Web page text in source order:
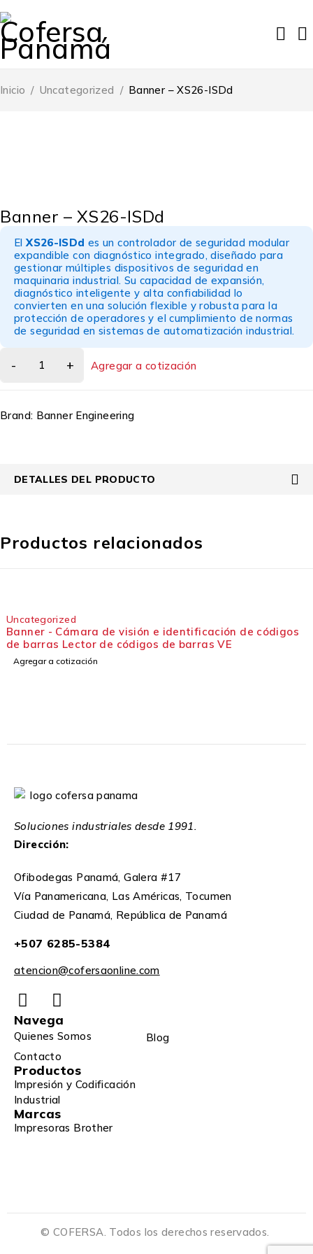
Inicio / Uncategorized / Banner – XS26-ISDd
Banner – XS26-ISDd
ElXS26-ISDd es un controlador de seguridad modular
expandible con diagnóstico integrado, diseñado para
gestionar múltiples dispositivos de seguridad en
maquinaria industrial. Su capacidad de expansión,
diagnóstico inteligente y alta confiabilidad lo
convierten en una solución flexible y robusta para la
protección de operadores y el cumplimiento de normas
de seguridad en sistemas de automatización industrial.
Agregar a cotización
Brand: Banner Engineering
DETALLES DEL PRODUCTO
Productos relacionados
Uncategorized
Banner - Cámara de visión e identificación de códigos
de barras Lector de códigos de barras VE
Agregar a cotización
Soluciones industriales desde 1991.
Dirección:
Ofibodegas Panamá, Galera #17
Vía Panamericana, Las Américas, Tocumen
Ciudad de Panamá, República de Panamá
+507 6285-5384
atencion@cofersaonline.com
Navega
Quienes Somos
Blog
Contacto
Productos
Impresión y Codificación
Industrial
Marcas
Impresoras Brother
© COFERSA. Todos los derechos reservados.